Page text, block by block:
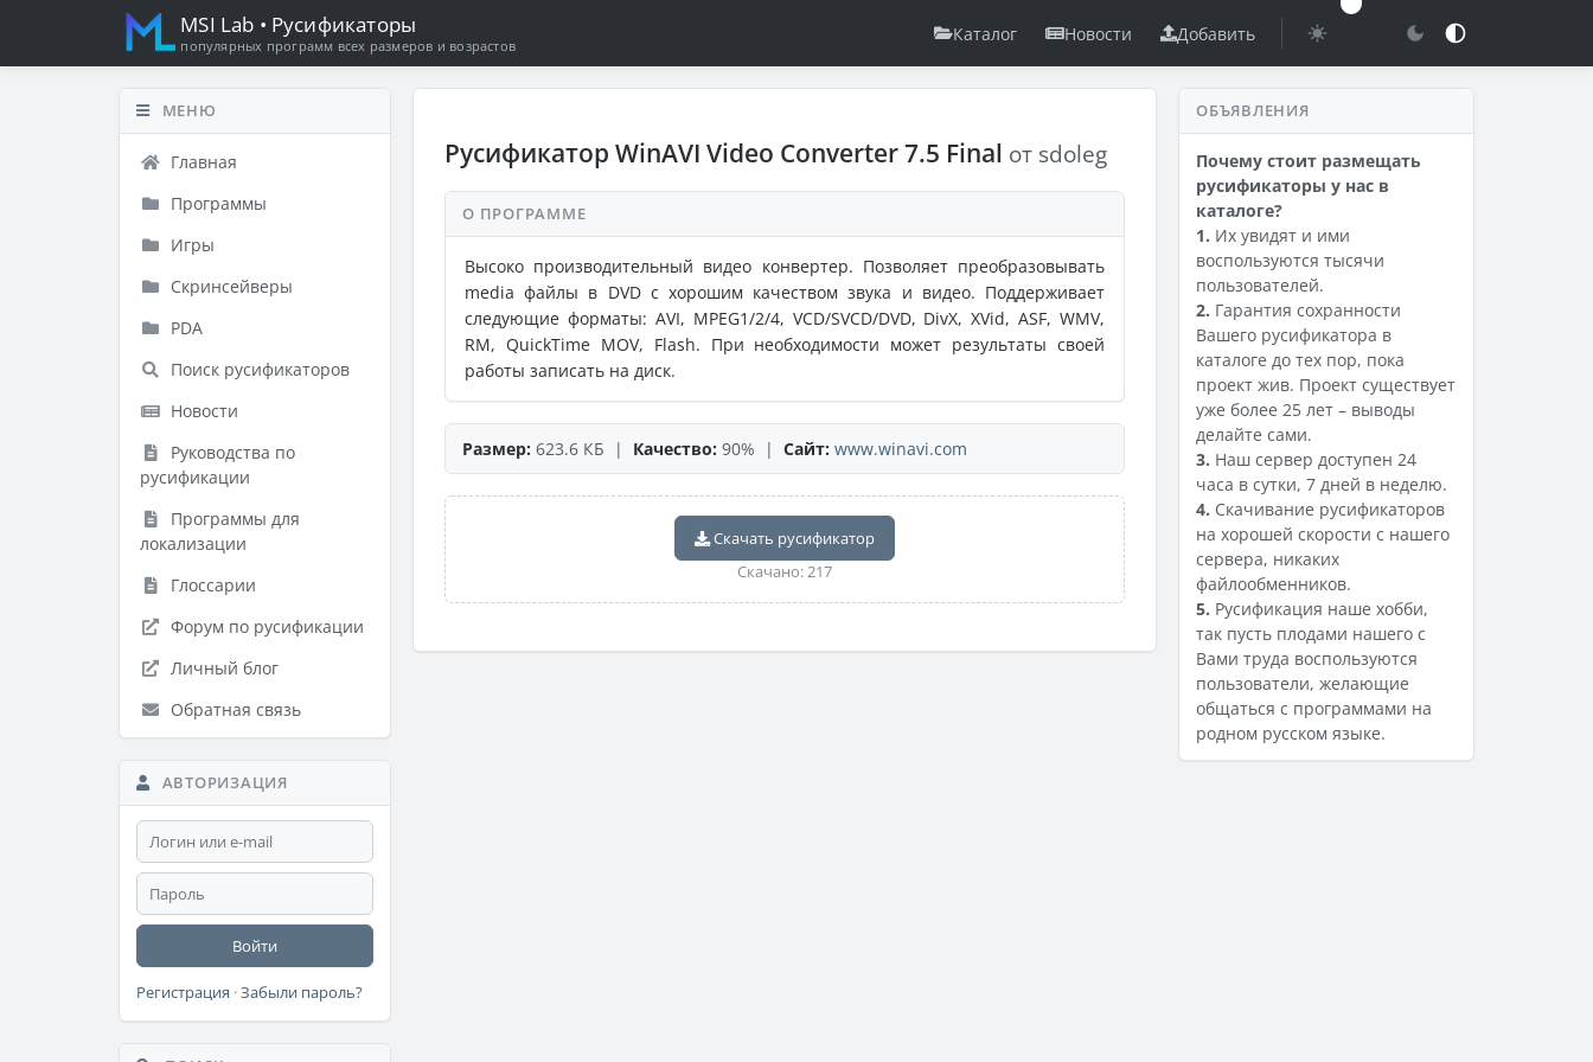
MSI Lab • Русификаторы
популярных программ всех размеров и возрастов
Каталог Новости Добавить
МЕНЮ
Главная
Программы
Игры
Скринсейверы
PDA
Поиск русификаторов
Новости
Руководства по
русификации
Программы для
локализации
Глоссарии
Форум по русификации
Личный блог
Обратная связь
АВТОРИЗАЦИЯ
Войти
Регистрация ·Забыли пароль?
Русификатор WinAVI Video Converter 7.5 Final от sdoleg
О ПРОГРАММЕ
Высоко производительный видео конвертер. Позволяет преобразовывать
media файлы в DVD с хорошим качеством звука и видео. Поддерживает
следующие форматы: AVI, MPEG1/2/4, VCD/SVCD/DVD, DivX, XVid, ASF, WMV,
RM, QuickTime MOV, Flash. При необходимости может результаты своей
работы записать на диск.
Размер: 623.6 КБ | Качество: 90% | Сайт: www.winavi.com
Скачать русификатор
Скачано: 217
ОБЪЯВЛЕНИЯ
Почему стоит размещать
русификаторы у нас в
каталоге?
1. Их увидят и ими
воспользуются тысячи
пользователей.
2. Гарантия сохранности
Вашего русификатора в
каталоге до тех пор, пока
проект жив. Проект существует
уже более 25 лет – выводы
делайте сами.
3. Наш сервер доступен 24
часа в сутки, 7 дней в неделю.
4. Скачивание русификаторов
на хорошей скорости с нашего
сервера, никаких
файлообменников.
5. Русификация наше хобби,
так пусть плодами нашего с
Вами труда воспользуются
пользователи, желающие
общаться с программами на
родном русском языке.